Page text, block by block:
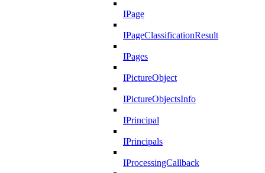
IPage
IPageClassificationResult
IPages
IPictureObject
IPictureObjectsInfo
IPrincipal
IPrincipals
IProcessingCallback